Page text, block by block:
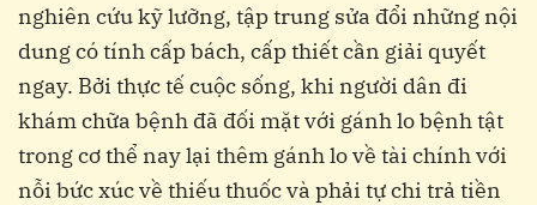
nghiên cứu kỹ lưỡng, tập trung sửa đổi những nội
dung có tính cấp bách, cấp thiết cần giải quyết
ngay. Bởi thực tế cuộc sống, khi người dân đi
khám chữa bệnh đã đối mặt với gánh lo bệnh tật
trong cơ thể nay lại thêm gánh lo về tài chính với
nỗi bức xúc về thiếu thuốc và phải tự chi trả tiền